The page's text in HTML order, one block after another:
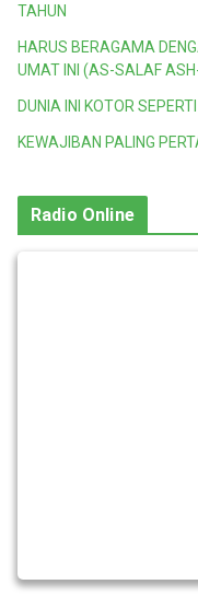
TAHUN
HARUS BERAGAMA
UMAT INI (AS-SALAF
DUNIA INI KOTOR
KEWAJIBAN PALING
Radio Online